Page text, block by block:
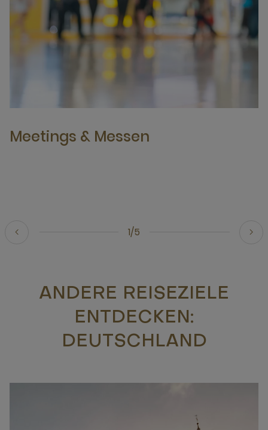
1/5
Meetings & Messen
ANDERE REISEZIELE
ENTDECKEN:
DEUTSCHLAND